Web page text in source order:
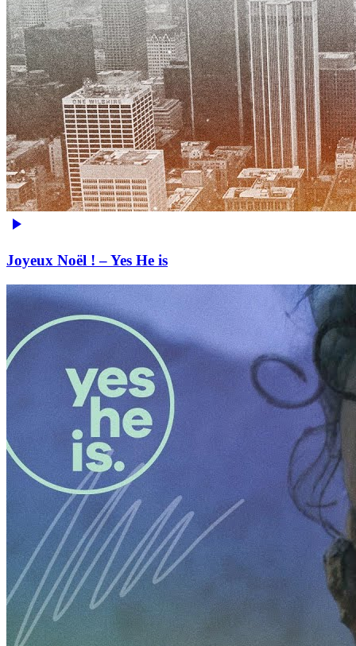
Joyeux Noël ! – Yes He is